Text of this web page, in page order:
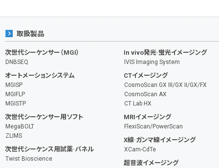
取扱製品
次世代シーケンサー（MGI）
DNBSEQ
オートメーションシステム
MGISP
MGIFLP
MGISTP
次世代シーケンサー用ソフト
MegaBOLT
ZLIMS
次世代シーケンス用試薬·パネル
Twist Bioscience
In vivo発光·蛍光イメージング
IVIS Imaging System
CTイメージング
CosmoScan GX III/GX II/GX/FX
CosmoScan AX
CT Lab HX
MRIイメージング
FlexiScan/PowerScan
X線·ガンマ線イメージング
XCam-CdTe
超音波イメージング